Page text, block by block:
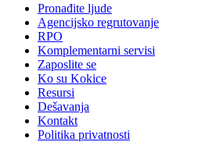
Pronađite ljude
Agencijsko regrutovanje
RPO
Komplementarni servisi
Zaposlite se
Ko su Kokice
Resursi
Dešavanja
Kontakt
Politika privatnosti